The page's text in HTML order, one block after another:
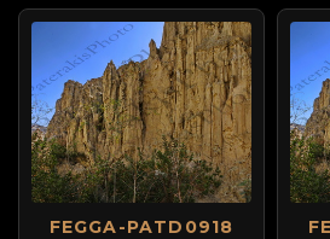
FEGGA-PATD0918